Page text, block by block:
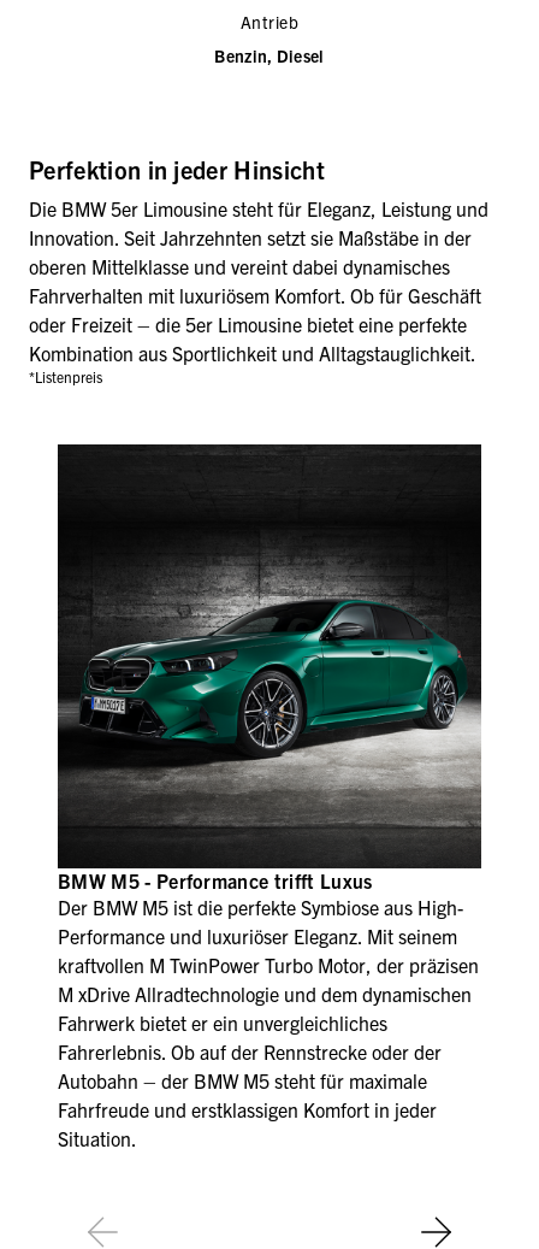
Antrieb
Benzin, Diesel
Perfektion in jeder Hinsicht
Die BMW 5er Limousine steht für Eleganz, Leistung und
Innovation. Seit Jahrzehnten setzt sie Maßstäbe in der
oberen Mittelklasse und vereint dabei dynamisches
Fahrverhalten mit luxuriösem Komfort. Ob für Geschäft
oder Freizeit – die 5er Limousine bietet eine perfekte
Kombination aus Sportlichkeit und Alltagstauglichkeit.
*Listenpreis
BMW M5 - Performance trifft Luxus
Der BMW M5 ist die perfekte Symbiose aus High-
Performance und luxuriöser Eleganz. Mit seinem
kraftvollen M TwinPower Turbo Motor, der präzisen
M xDrive Allradtechnologie und dem dynamischen
Fahrwerk bietet er ein unvergleichliches
Fahrerlebnis. Ob auf der Rennstrecke oder der
Autobahn – der BMW M5 steht für maximale
Fahrfreude und erstklassigen Komfort in jeder
Situation.